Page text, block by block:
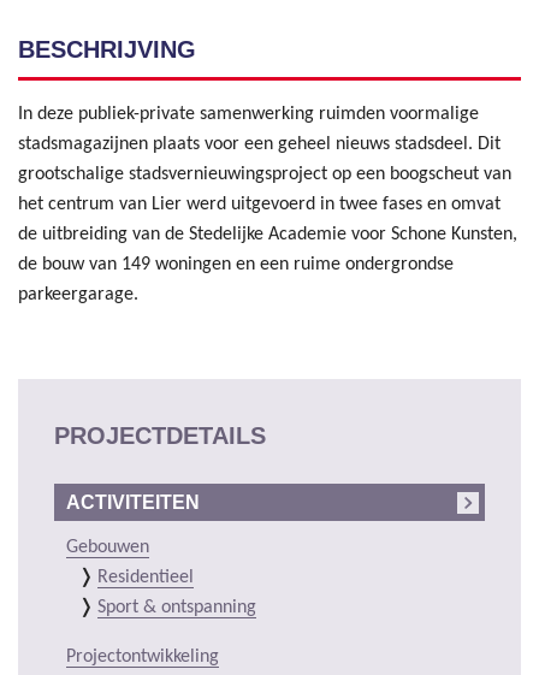
BESCHRIJVING
In deze publiek-private samenwerking ruimden voormalige
stadsmagazijnen plaats voor een geheel nieuws stadsdeel. Dit
grootschalige stadsvernieuwingsproject op een boogscheut van
het centrum van Lier werd uitgevoerd in twee fases en omvat
de uitbreiding van de Stedelijke Academie voor Schone Kunsten,
de bouw van 149 woningen en een ruime ondergrondse
parkeergarage.
PROJECTDETAILS
ACTIVITEITEN
Gebouwen
Residentieel
Sport & ontspanning
Projectontwikkeling